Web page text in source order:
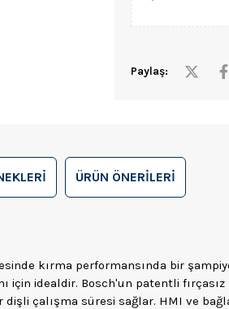
Paylaş:
ÜRÜN ÖNERILERI
kırma performansında bir
için idealdir. Bosch'un patentli
çalışma süresi sağlar. HMI ve